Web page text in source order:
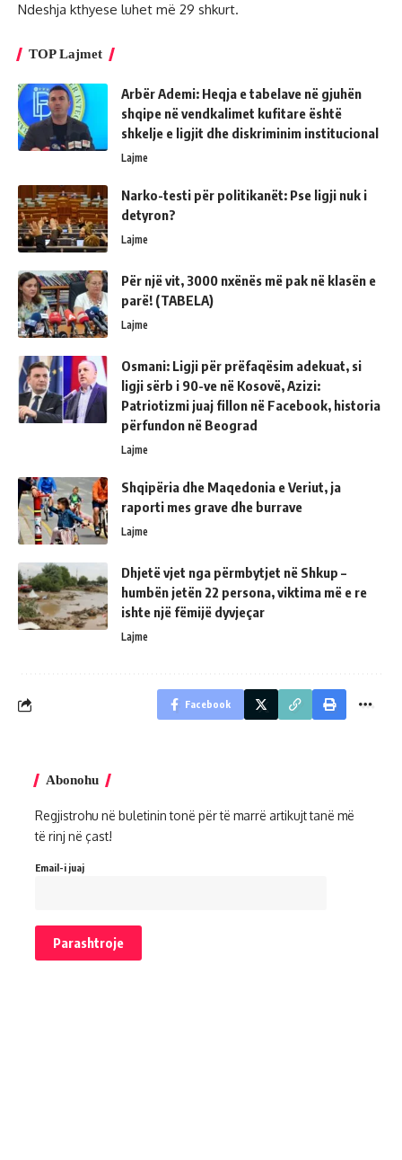
Ndeshja kthyese luhet më 29 shkurt.
TOP Lajmet
Arbër Ademi: Heqja e tabelave në gjuhën
shqipe në vendkalimet kufitare është
shkelje e ligjit dhe diskriminim institucional
Lajme
Narko-testi për politikanët: Pse ligji nuk i
detyron?
Lajme
Për një vit, 3000 nxënës më pak në klasën e
parë! (TABELA)
Lajme
Osmani: Ligji për prëfaqësim adekuat, si
ligji sërb i 90-ve në Kosovë, Azizi:
Patriotizmi juaj fillon në Facebook, historia
përfundon në Beograd
Lajme
Shqipëria dhe Maqedonia e Veriut, ja
raporti mes grave dhe burrave
Lajme
Dhjetë vjet nga përmbytjet në Shkup –
humbën jetën 22 persona, viktima më e re
ishte një fëmijë dyvjeçar
Lajme
Facebook
Abonohu
Regjistrohu në buletinin tonë për të marrë artikujt tanë më
të rinj në çast!
Email-i juaj